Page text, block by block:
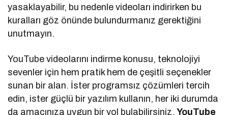
yasaklayabilir, bu nedenle videoları indirirken bu
kuralları göz önünde bulundurmanız gerektiğini
unutmayın.
YouTube videolarını indirme konusu, teknolojiyi
sevenler için hem pratik hem de çeşitli seçenekler
sunan bir alan. İster programsız çözümleri tercih
edin, ister güçlü bir yazılım kullanın, her iki durumda
da amacınıza uygun bir yol bulabilirsiniz.YouTube